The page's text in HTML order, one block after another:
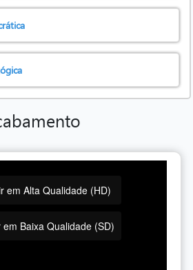
em Alta Qualidade (HD)
em Baixa Qualidade (SD)